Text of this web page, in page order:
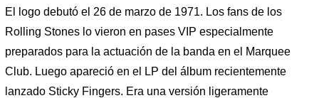
El logo debutó el 26 de marzo de 1971. Los fans de los
Rolling Stones lo vieron en pases VIP especialmente
preparados para la actuación de la banda en el Marquee
Club. Luego apareció en el LP del álbum recientemente
lanzado Sticky Fingers. Era una versión ligeramente